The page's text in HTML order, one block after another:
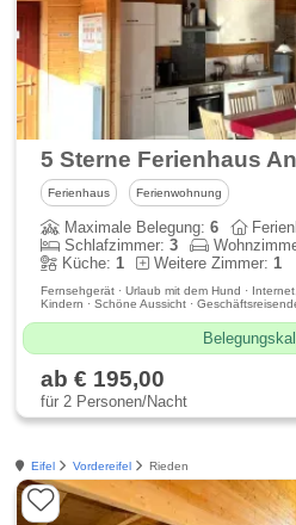
Ferienhaus Ferienwohnung
Maximale Belegung:6
Schlafzimmer:3
Küche:1 Weitere Zimmer:1
Fernsehgerät · Urlaub mit dem Hund ·
Kindern · Schöne Aussicht ·
ab € 195,00
für 2 Personen/Nacht
Eifel Vordereifel Rieden